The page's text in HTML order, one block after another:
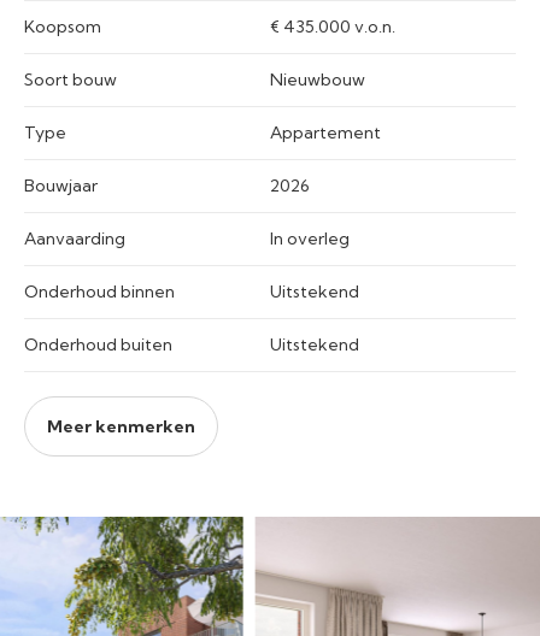
Koopsom € 435.000 v.o.n.
Soort bouw Nieuwbouw
Type Appartement
Bouwjaar 2026
Aanvaarding In overleg
Onderhoud binnen Uitstekend
Onderhoud buiten Uitstekend
Meer kenmerken